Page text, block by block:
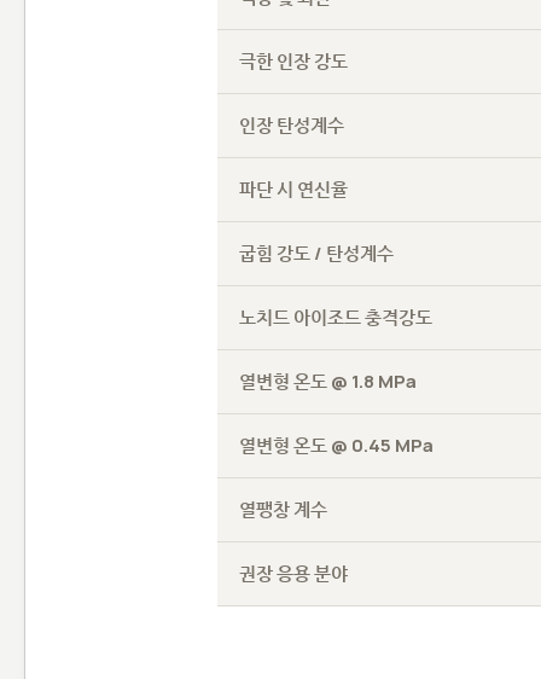
극한 인장 강도
인장 탄성계수
파단 시 연신율
굽힘 강도 / 탄성계수
노치드 아이조드 충격강도
열변형 온도 @ 1.8 MPa
열변형 온도 @ 0.45 MPa
열팽창 계수
권장 응용 분야